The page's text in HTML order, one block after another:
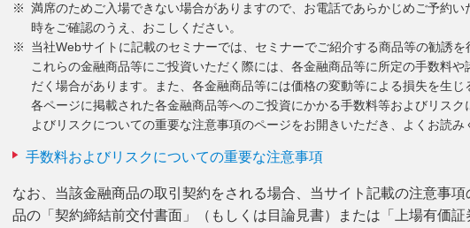
満席のためご入場できない場合がありますので、お電話であらかじめご予約い
時をご確認のうえ、おこしください。
当社Webサイトに記載のセミナーでは、セミナーでご紹介する商品等の勧誘を
これらの金融商品等にご投資いただく際には、各金融商品等に所定の手数料や
だく場合があります。また、各金融商品等には価格の変動等による損失を生じ
各ページに掲載された各金融商品等へのご投資にかかる手数料等およびリスク
よびリスクについての重要な注意事項のページをお開きいただき、よくお読み
手数料およびリスクについての重要な注意事項
なお、当該金融商品の取引契約をされる場合、当サイト記載の注意事
品の「契約締結前交付書面」（もしくは目論見書）または「上場有価